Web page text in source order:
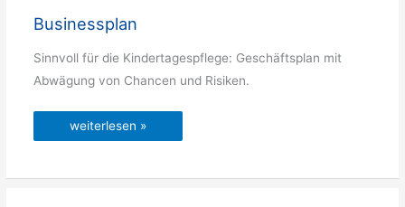
Businessplan
Sinnvoll für die Kindertagespflege: Geschäftsplan mit
Abwägung von Chancen und Risiken.
Businessplan
weiterlesen »